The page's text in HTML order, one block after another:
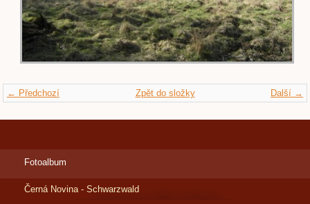
← Předchozí Další →
Zpět do složky
Fotoalbum
Černá Novina - Schwarzwald